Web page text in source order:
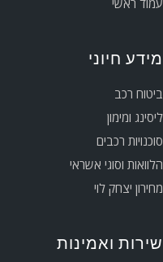
מידע חיוני
ביטוח רכב
ליסינג ומימון
סוכנויות רכבים
הלוואות וסוגי אשראי
מחירון יצחק לוי
שירות ואמינות